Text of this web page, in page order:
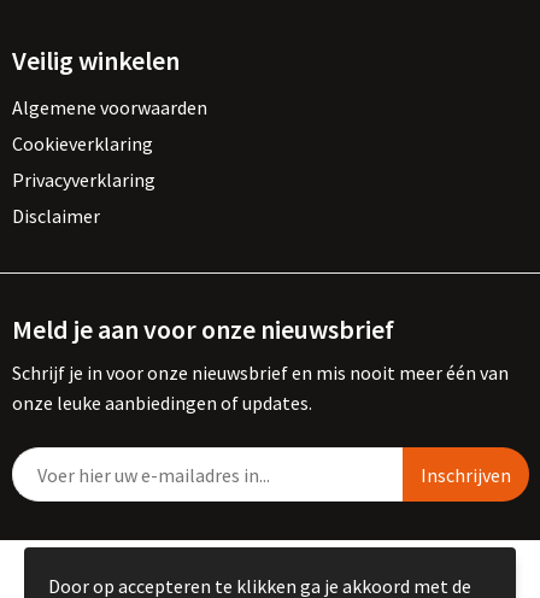
Veilig winkelen
Algemene voorwaarden
Cookieverklaring
Privacyverklaring
Disclaimer
Meld je aan voor onze nieuwsbrief
Schrijf je in voor onze nieuwsbrief en mis nooit meer één van
onze leuke aanbiedingen of updates.
© Copyright Kemme B.V. 2023
Door op accepteren te klikken ga je akkoord met de